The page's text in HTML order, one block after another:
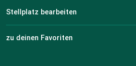
Stellplatz bearbeiten
zu deinen Favoriten